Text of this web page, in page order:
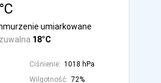
18°C
umiarkowane
Ciśnienie: 1018 hPa
Wilgotność: 72%